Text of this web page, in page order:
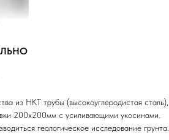
из НКТ трубы (высокоуглеродистая
200х200мм с усиливающими укосинами.
геологическое исследование грунта.